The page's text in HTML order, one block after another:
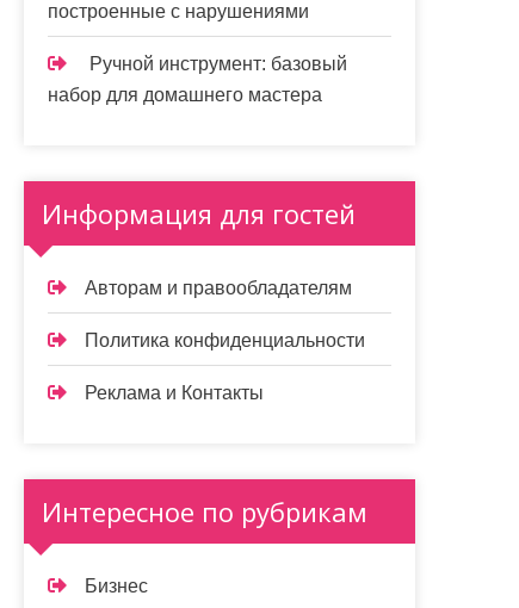
построенные с нарушениями
Ручной инструмент: базовый
набор для домашнего мастера
Информация для гостей
Авторам и правообладателям
Политика конфиденциальности
Реклама и Контакты
Интересное по рубрикам
Бизнес